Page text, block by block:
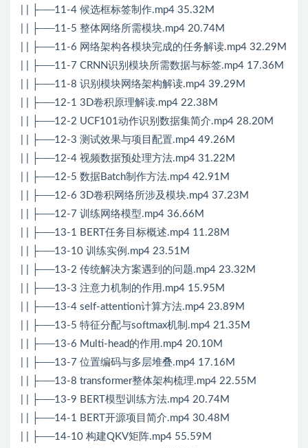
| | ├──11-4 候选框标签制作.mp4 35.32M
| | ├──11-5 整体网络所需模块.mp4 20.74M
| | ├──11-6 网络架构各模块完成的任务解读.mp4 32.29M
| | ├──11-7 CRNN识别模块所需数据与标签.mp4 17.36M
| | ├──11-8 识别模块网络架构解读.mp4 39.29M
| | ├──12-1 3D卷积原理解读.mp4 22.38M
| | ├──12-2 UCF101动作识别数据集简介.mp4 28.20M
| | ├──12-3 测试效果与项目配置.mp4 49.26M
| | ├──12-4 视频数据预处理方法.mp4 31.22M
| | ├──12-5 数据Batch制作方法.mp4 42.91M
| | ├──12-6 3D卷积网络所涉及模块.mp4 37.23M
| | ├──12-7 训练网络模型.mp4 36.66M
| | ├──13-1 BERT任务目标概述.mp4 11.28M
| | ├──13-10 训练实例.mp4 23.51M
| | ├──13-2 传统解决方案遇到的问题.mp4 23.32M
| | ├──13-3 注意力机制的作用.mp4 15.95M
| | ├──13-4 self-attention计算方法.mp4 23.89M
| | ├──13-5 特征分配与softmax机制.mp4 21.35M
| | ├──13-6 Multi-head的作用.mp4 20.10M
| | ├──13-7 位置编码与多层堆叠.mp4 17.16M
| | ├──13-8 transformer整体架构梳理.mp4 22.55M
| | ├──13-9 BERT模型训练方法.mp4 20.74M
| | ├──14-1 BERT开源项目简介.mp4 30.48M
| | ├──14-10 构建QKV矩阵.mp4 55.59M